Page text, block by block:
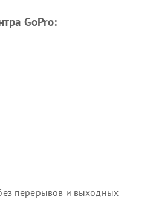
GoPro:
перерывов и выходных